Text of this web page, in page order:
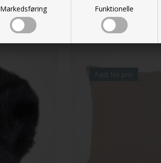
Markedsføring Funktionelle
Fast lav pris